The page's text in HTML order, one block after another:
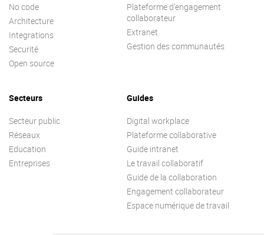
No code
Architecture
Integrations
Securité
Open source
Plateforme d’engagement
collaborateur
Extranet
Gestion des communautés
Secteurs
Secteur public
Réseaux
Education
Entreprises
Guides
Digital workplace
Plateforme collaborative
Guide intranet
Le travail collaboratif
Guide de la collaboration
Engagement collaborateur
Espace numérique de travail